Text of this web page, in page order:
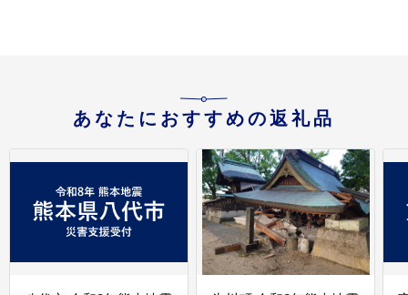
あなたにおすすめの返礼品